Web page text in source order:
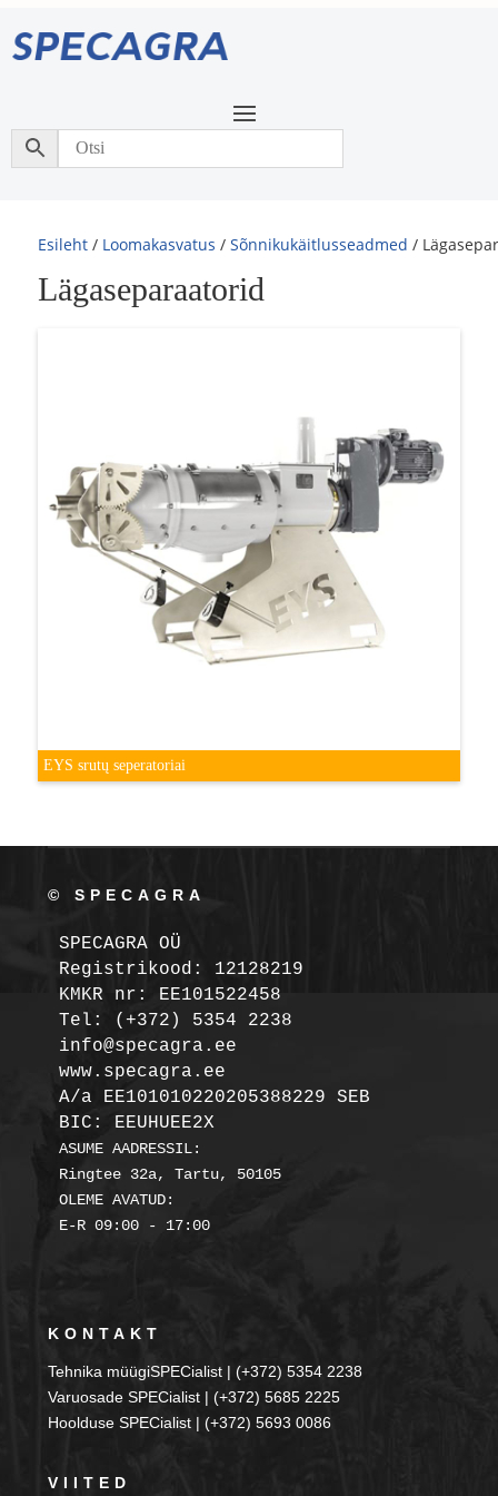
Esileht / Loomakasvatus /Sõnnikukäitlusseadmed /
Lägaseparaatorid
EYS srutų seperatoriai
© SPECAGRA
SPECAGRA OÜ
Registrikood: 12128219
KMKR nr: EE101522458
Tel: (+372) 5354 2238
info@specagra.ee
A/a EE101010220205388229 SEB
BIC: EEUHUEE2X
ASUME AADRESSIL:
Ringtee 32a, Tartu, 50105
OLEME AVATUD:
E-R 09:00 - 17:00
KONTAKT
Tehnika müügiSPECialist | (+372) 5354 2238
Varuosade SPECialist | (+372) 5685 2225
Hoolduse SPECialist | (+372) 5693 0086
VIITED